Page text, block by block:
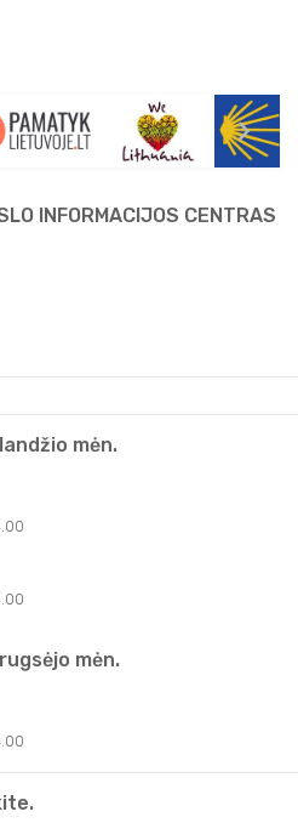
INFORMACIJOS CENTRAS
mėn.
mėn.